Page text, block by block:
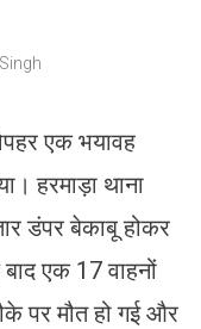
एक भयावह
हरमाड़ा थाना
डंपर बेकाबू होकर
एक 17 वाहनों
पर मौत हो गई और